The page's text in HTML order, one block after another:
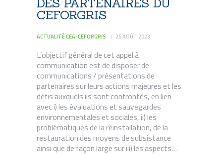
CEFORGRIS
ACTUALITÉ CEA-CEFORGRIS 25 AOÛT 2023
L’objectif général de cet appel à
communication est de disposer de
communications / présentations de
partenaires sur leurs actions majeures et les
défis auxquels ils sont confrontés, en lien
avec i) les évaluations et sauvegardes
environnementales et sociales, ii) les
problématiques de la réinstallation, de la
restauration des moyens de subsistance
ainsi que de façon large sur iii) les aspects…